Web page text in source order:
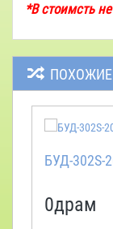
*В стоимсть
БУД-302S-
0драм